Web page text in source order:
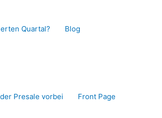
Quartal? Blog
Presale vorbei Front Page